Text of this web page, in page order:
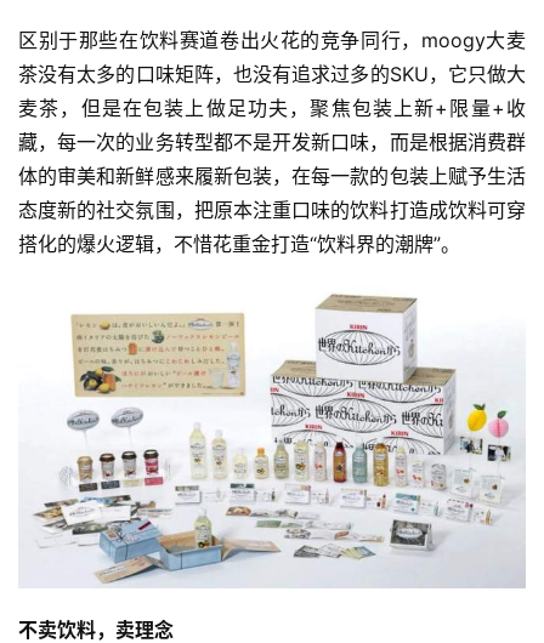
科
技
区别于那些在饮料赛道卷出火花的竞争同行，moogy大麦
茶没有太多的口味矩阵，也没有追求过多的SKU，它只做大
麦茶，但是在包装上做足功夫，聚焦包装上新+限量+收
藏，每一次的业务转型都不是开发新口味，而是根据消费群
体的审美和新鲜感来履新包装，在每一款的包装上赋予生活
态度新的社交氛围，把原本注重口味的饮料打造成饮料可穿
搭化的爆火逻辑，不惜花重金打造“饮料界的潮牌”。
不卖饮料，卖理念